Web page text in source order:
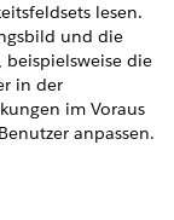
lesen.
und die
die
in der
im Voraus
anpassen.